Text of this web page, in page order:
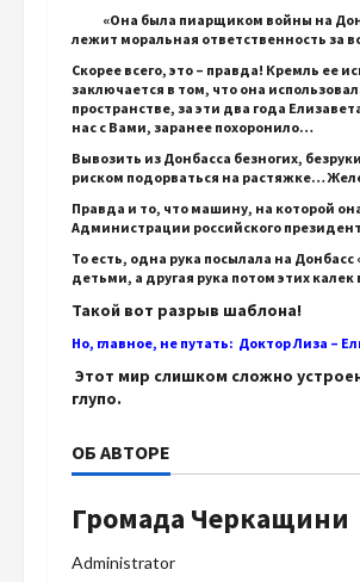
«Она была пиарщиком войны на
лежит моральная ответственность за
Скорее всего, это – правда! Кремль ее
заключается в том, что она
пространстве, за эти два года
нас с Вами, заранее похоронило…
Вывозить из Донбасса безногих,
риском подорваться на растяжке…
Правда и то, что машину, на которой
Администрации российского
То есть, одна рука посылала на
детьми, а другая рука потом этих
Такой вот разрыв шаблона!
Но, главное, не путать: Доктор Лиза –
Этот мир слишком сложно
глупо.
ОБ АВТОРЕ
Громада Черкащини
Administrator